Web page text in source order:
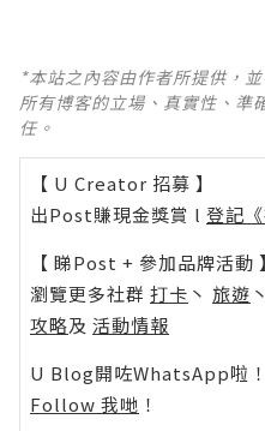
*本站之內容由作者所提供，
所有博客的立場、真實性、準
任。
【 U Creator 招募 】
出Post賺現金獎賞 l 登記
【 睇Post + 參加品牌活動 】
瀏覽更多社群 打卡 丶 旅遊 丶
攻略及 活動情報
U Blog開咗WhatsApp啦
Follow 我哋 ！